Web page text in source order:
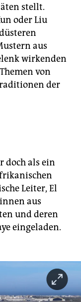
stellt.
oder Liu
aus
wirkenden
von
der
doch als ein
Leiter, El
aus
und deren
eingeladen.